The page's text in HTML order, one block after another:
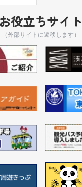
お役立ちサイト
（外部サイトに遷移します）